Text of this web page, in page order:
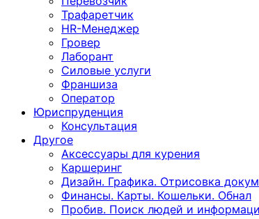
Трафаретчик
HR-Менеджер
Гровер
Лаборант
Силовые услуги
Франшиза
Оператор
Юриспруденция
Консультация
Другoе
Аксессуары для курения
Каршеринг
Дизайн. Графика. Отрисовка
Финансы. Карты. Кошельки. Обнал
Пробив. Поиск людей и